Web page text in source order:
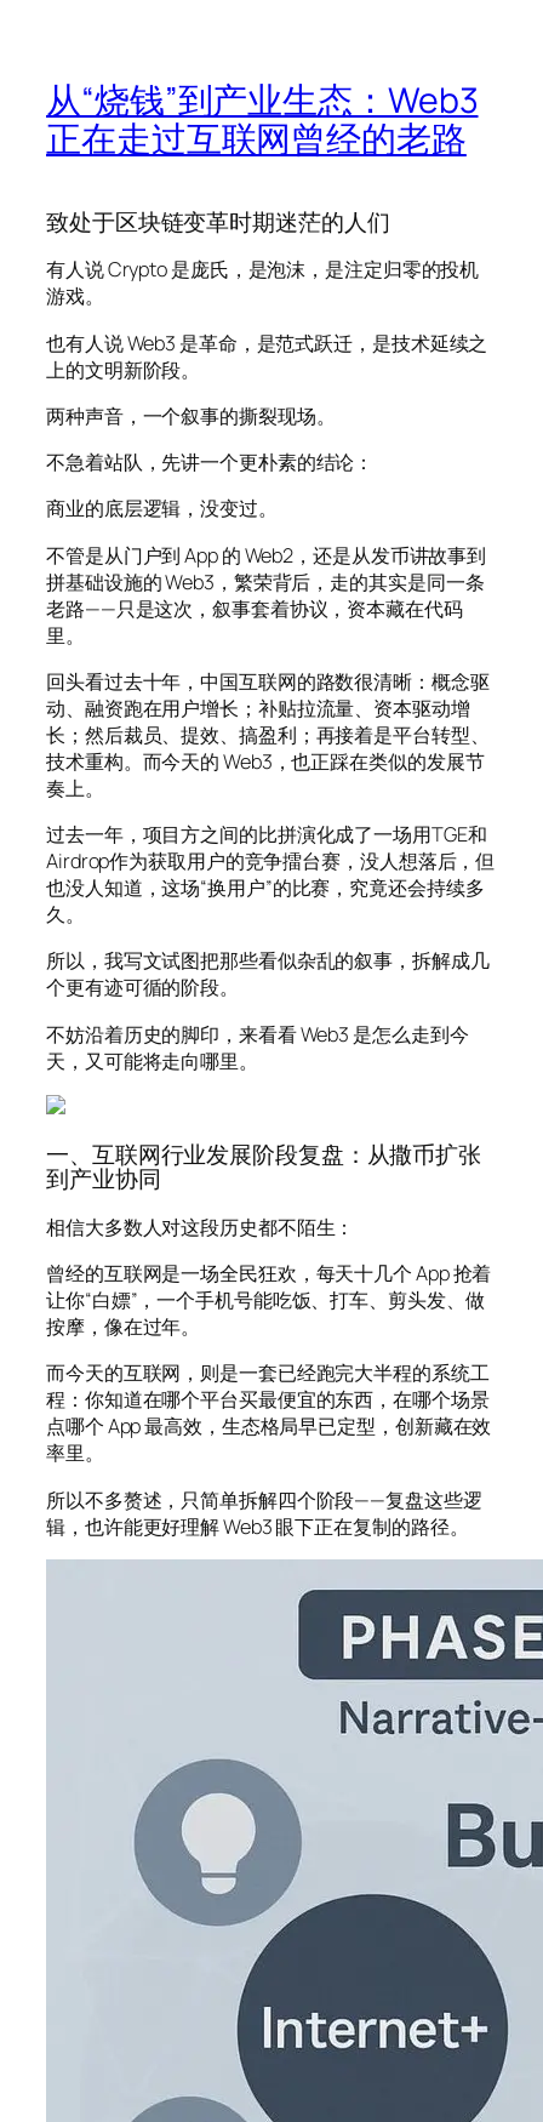
从“烧钱”到产业生态：Web3
正在走过互联网曾经的老路
致处于区块链变革时期迷茫的人们
有人说 Crypto 是庞氏，是泡沫，是注定归零的投机
游戏。
也有人说 Web3 是革命，是范式跃迁，是技术延续之
上的文明新阶段。
两种声音，一个叙事的撕裂现场。
不急着站队，先讲一个更朴素的结论：
商业的底层逻辑，没变过。
不管是从门户到 App 的 Web2，还是从发币讲故事到
拼基础设施的 Web3，繁荣背后，走的其实是同一条
老路——只是这次，叙事套着协议，资本藏在代码
里。
回头看过去十年，中国互联网的路数很清晰：概念驱
动、融资跑在用户增长；补贴拉流量、资本驱动增
长；然后裁员、提效、搞盈利；再接着是平台转型、
技术重构。而今天的 Web3，也正踩在类似的发展节
奏上。
过去一年，项目方之间的比拼演化成了一场用TGE和
Airdrop作为获取用户的竞争擂台赛，没人想落后，但
也没人知道，这场“换用户”的比赛，究竟还会持续多
久。
所以，我写文试图把那些看似杂乱的叙事，拆解成几
个更有迹可循的阶段。
不妨沿着历史的脚印，来看看 Web3 是怎么走到今
天，又可能将走向哪里。
一、互联网行业发展阶段复盘：从撒币扩张
到产业协同
相信大多数人对这段历史都不陌生：
曾经的互联网是一场全民狂欢，每天十几个 App 抢着
让你“白嫖”，一个手机号能吃饭、打车、剪头发、做
按摩，像在过年。
而今天的互联网，则是一套已经跑完大半程的系统工
程：你知道在哪个平台买最便宜的东西，在哪个场景
点哪个 App 最高效，生态格局早已定型，创新藏在效
率里。
所以不多赘述，只简单拆解四个阶段——复盘这些逻
辑，也许能更好理解 Web3 眼下正在复制的路径。